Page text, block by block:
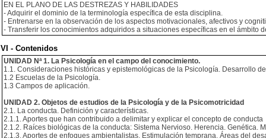
EN EL PLANO DE LAS DESTREZAS Y HABILIDADES
- Adquirir el dominio de la terminología específica de esta disciplina.
- Entrenarse en la observación de los aspectos motivacionales, afectivos y
- Transferir los conocimientos adquiridos a situaciones específicas en el ámbito
VI - Contenidos
UNIDAD Nª 1. La Psicología en el campo del conocimiento.
1.1. Consideraciones históricas y epistemológicas de la Psicología. Desarrollo
1.2 Escuelas de la Psicología.
1.3 Campos de aplicación.
UNIDAD 2. Objetos de estudios de la Psicología y de la Psicomotricidad
2.1. La conducta. Definición y características.
2.1.1. Aportes que han contribuido a delimitar y explicar el concepto de conducta
2.1.2. Raíces biológicas de la conducta: Sistema Nervioso. Herencia. Genética.
2.1.3. Aportes de enfoques ambientalistas. Estimulación temprana. Áreas del